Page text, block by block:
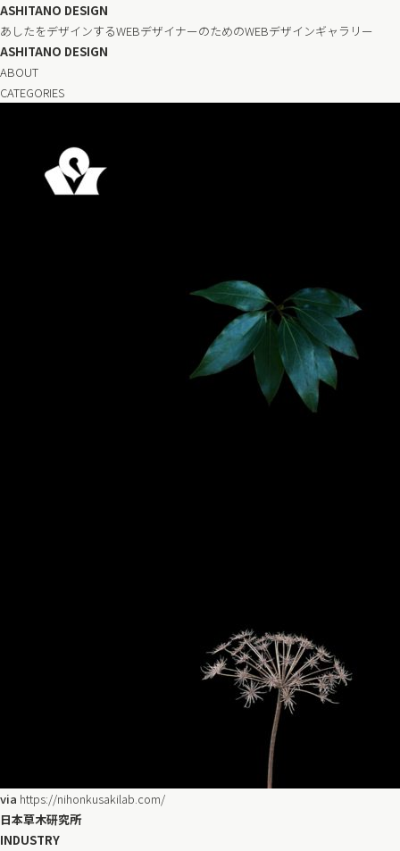
ASHITANO DESIGN
あしたをデザインするWEBデザイナーのためのWEBデザインギャラリー
ASHITANO DESIGN
ABOUT
CATEGORIES
via https://nihonkusakilab.com/
日本草木研究所
INDUSTRY